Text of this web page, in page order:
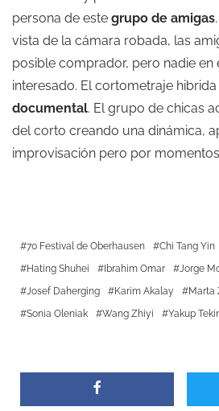
persona de este grupo de amigas
vista de la cámara robada, las
posible comprador, pero nadie en
interesado. El cortometraje hibrida
documental. El grupo de chicas
del corto creando una dinámica,
improvisación pero por
70 Festival de Oberhausen Chi Tang Yin
Hating Shuhei
Ibrahim Omar
Jorge
Josef Daherging
Karim Akalay
Marta
Sonia Oleniak
Wang Zhiyi Yakup